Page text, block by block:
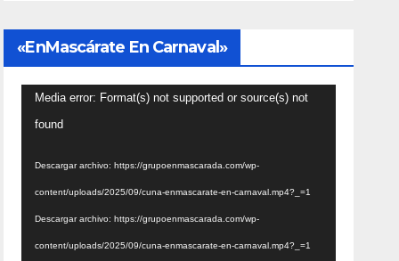
«EnMascárate En Carnaval»
Reproductor
de
Media error: Format(s) not supported or source(s) not
found
Descargar archivo: https://grupoenmascarada.com/wp-
content/uploads/2025/09/cuna-enmascarate-en-carnaval.mp4?_=1
Descargar archivo: https://grupoenmascarada.com/wp-
content/uploads/2025/09/cuna-enmascarate-en-carnaval.mp4?_=1